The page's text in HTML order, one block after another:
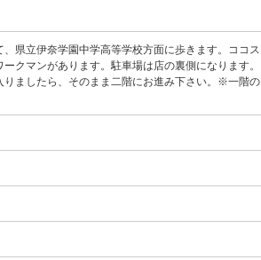
県立伊奈学園中学高等学校方面に歩きます。ココス
クマンがあります。駐車場は店の裏側になります。
ましたら、そのまま二階にお進み下さい。※一階の